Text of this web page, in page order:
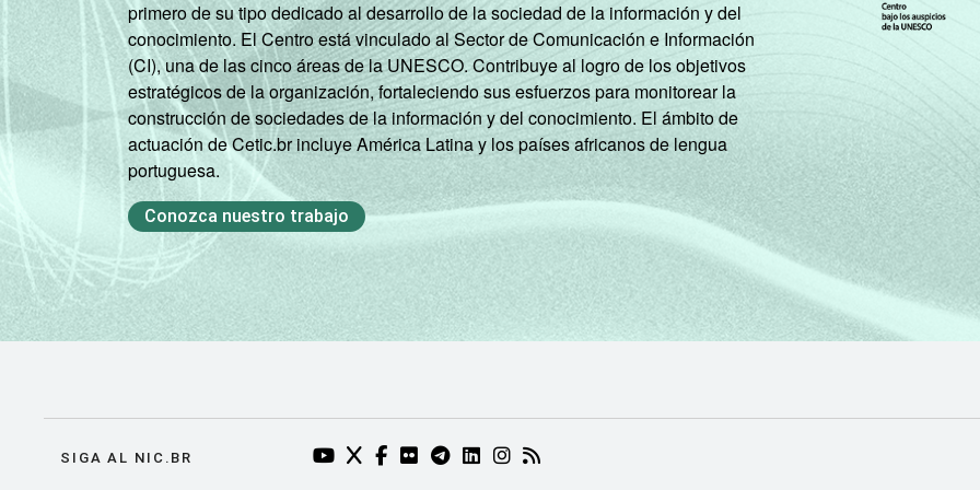
primero de su tipo dedicado al desarrollo de la sociedad de la información y del
conocimiento. El Centro está vinculado al Sector de Comunicación e Información
(CI), una de las cinco áreas de la UNESCO. Contribuye al logro de los objetivos
estratégicos de la organización, fortaleciendo sus esfuerzos para monitorear la
construcción de sociedades de la información y del conocimiento. El ámbito de
actuación de Cetic.br incluye América Latina y los países africanos de lengua
portuguesa.
Conozca nuestro trabajo
SIGA AL NIC.BR YOUTUBE DO NIC.BR (ABRE EM NOVA ABA)
TWITTER DO NIC.BR (ABRE EM NOVA ABA)
FACEBOOK DO NIC.BR (ABRE EM NOVA ABA)
FLICKR DO NIC.BR (ABRE EM NOVA ABA)
TELEGRAM DO NIC.BR (ABRE EM NOVA ABA)
LINKEDIN DO NIC.BR (ABRE EM NOVA ABA)
INSTAGRAM DO NIC.BR (ABRE EM NOVA ABA)
RSS DO NIC.BR (ABRE EM NOVA ABA)